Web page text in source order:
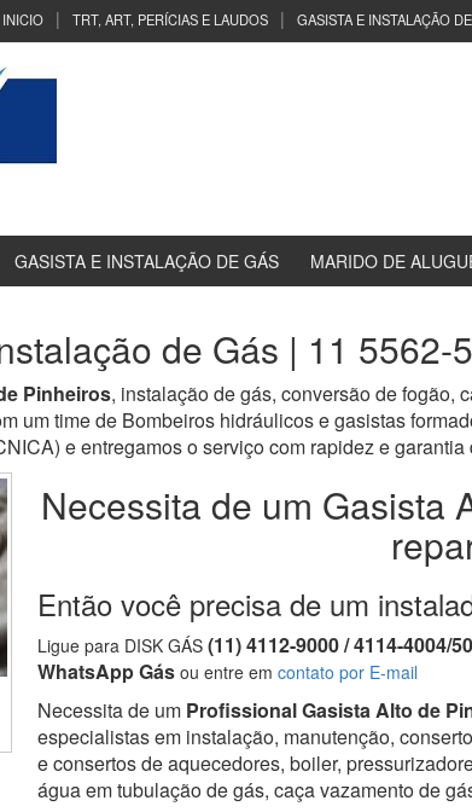
INICIO TRT, ART, PERÍCIAS E LAUDOS GASISTA E INSTALAÇÃO
GASISTA E INSTALAÇÃO DE GÁS MARIDO DE
de Gás | 11
Pinheiros, instalação de gás, conversão de fogão,
um time de Bombeiros hidráulicos e gasistas
e entregamos o serviço com rapidez e garantia
Necessita de um Gasista
Então você precisa de um
Ligue para DISK GÁS (11) 4112-9000 / 4114-4004/
WhatsApp Gás ou entre em contato por E-mail
Necessita de um Profissional Gasista Alto de
especialistas em instalação, manutenção,
e consertos de aquecedores, boiler,
água em tubulação de gás, caça vazamento de